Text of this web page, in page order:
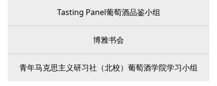
Tasting Panel葡萄酒品鉴小组
博雅书会
青年马克思主义研习社（北校）葡萄酒学院学习小组